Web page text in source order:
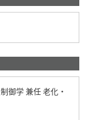
御学 兼任 老化・